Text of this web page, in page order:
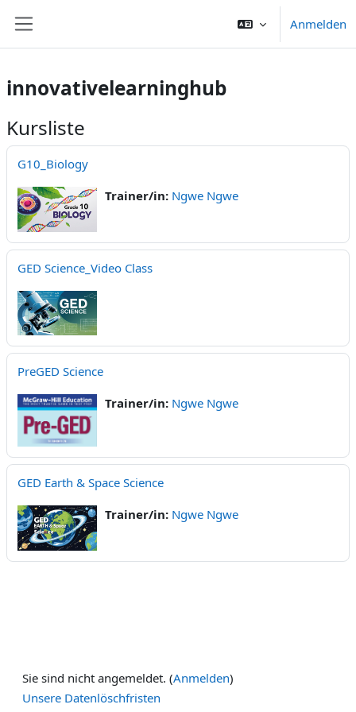
Anmelden
innovativelearninghub
Kursliste
G10_Biology
Trainer/in: Ngwe Ngwe
GED Science_Video Class
PreGED Science
Trainer/in: Ngwe Ngwe
GED Earth & Space Science
Trainer/in: Ngwe Ngwe
Sie sind nicht angemeldet. (Anmelden)
Unsere Datenlöschfristen